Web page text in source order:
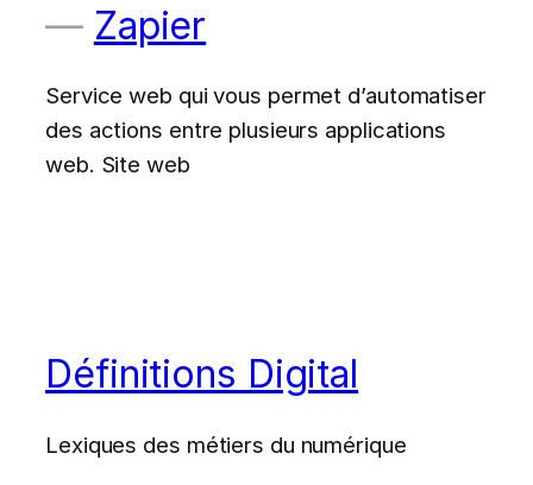
Zapier
Service web qui vous permet d’automatiser
des actions entre plusieurs applications
web. Site web
Définitions Digital
Lexiques des métiers du numérique